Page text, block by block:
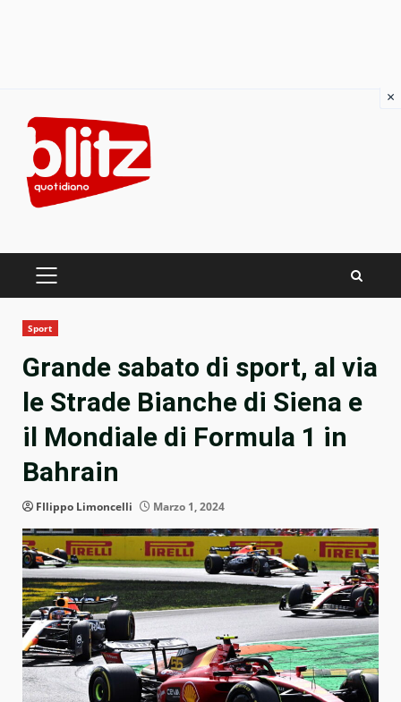
content
PRIMARY
Sport
Grande sabato di sport, al via
le Strade Bianche di Siena e
il Mondiale di Formula 1 in
Bahrain
FIlippo Limoncelli Marzo 1, 2024
×